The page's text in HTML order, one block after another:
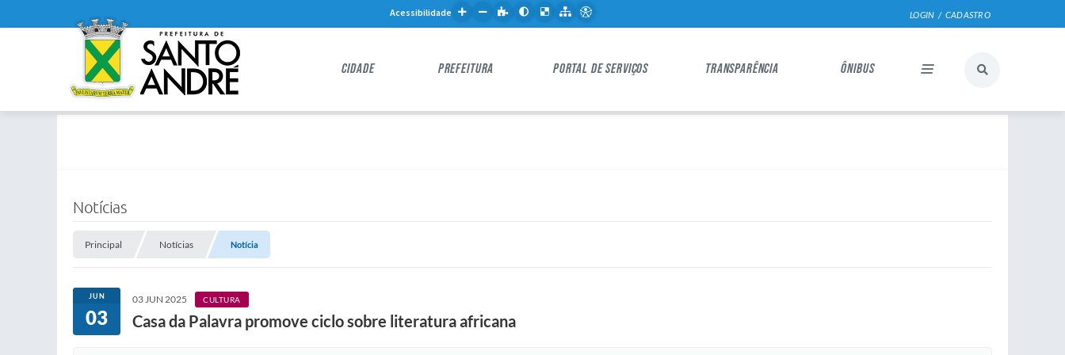
LOGIN / CADASTRO
Acessibilidade
CIDADE PREFEITURA PORTAL DE SERVIÇOS TRANSPARÊNCIA ÔNIBUS
Notícias
Principal Notícias Notícia
JUN
03
03 JUN 2025 CULTURA
Casa da Palavra promove ciclo sobre literatura africana